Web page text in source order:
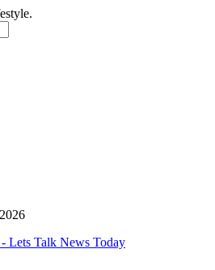
Lets Talk News Today